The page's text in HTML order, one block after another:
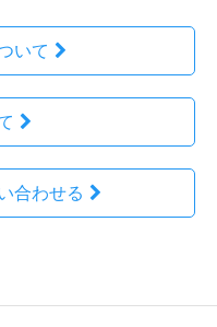
いて
合わせる